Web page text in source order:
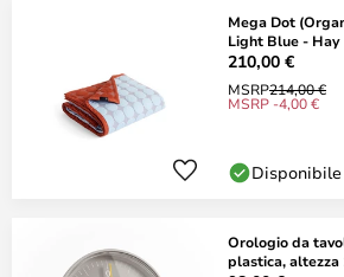
Mega Dot
Light Blue - Hay
210,00 €
MSRP214,00 €
MSRP -4,00 €
Disponibile
Orologio da
plastica, altezza